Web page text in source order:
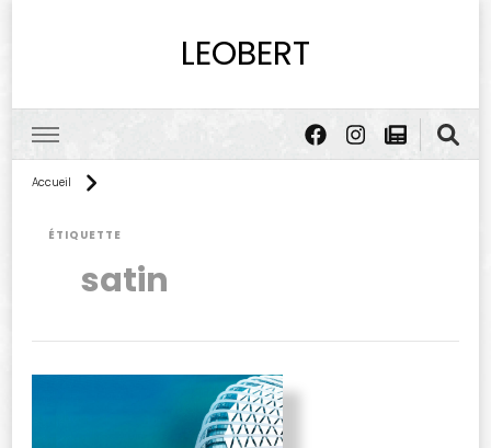
LEOBERT
Accueil
ÉTIQUETTE
satin